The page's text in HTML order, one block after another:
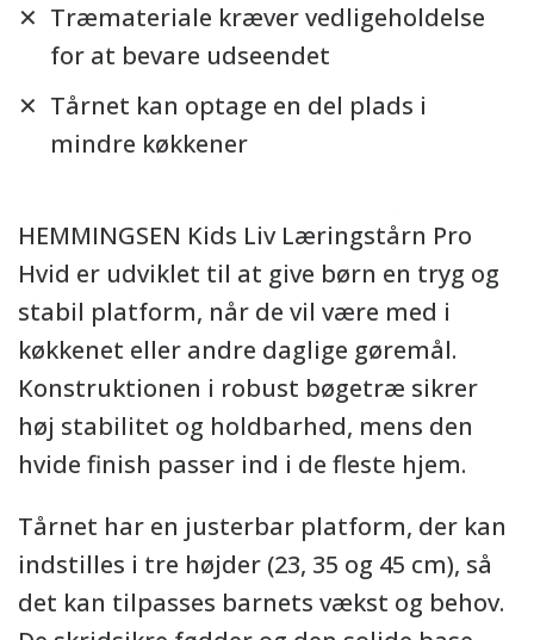
HEMMINGSEN Kids Liv Læringstårn Pro
Hvid er udviklet til at give børn en tryg og
stabil platform, når de vil være med i
køkkenet eller andre daglige gøremål.
Konstruktionen i robust bøgetræ sikrer
høj stabilitet og holdbarhed, mens den
hvide finish passer ind i de fleste hjem.
Tårnet har en justerbar platform, der kan
indstilles i tre højder (23, 35 og 45 cm), så
det kan tilpasses barnets vækst og behov.
Træmateriale kræver vedligeholdelse
for at bevare udseendet
Tårnet kan optage en del plads i
mindre køkkener